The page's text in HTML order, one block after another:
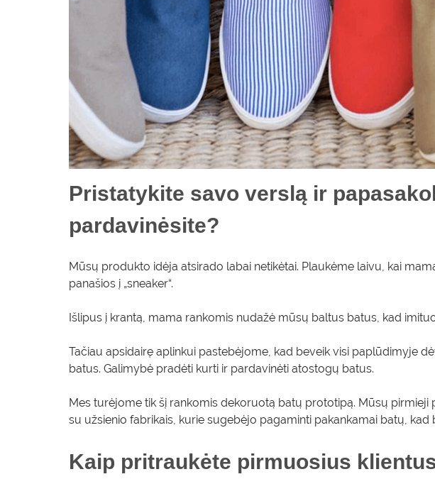
Pristatykite savo verslą ir
pardavinėsite?
Mūsų produkto idėja atsirado labai netikėtai. Plaukėme laivu, kai
panašios į „sneaker“.
Išlipus į krantą, mama rankomis nudažė mūsų baltus batus, kad
Tačiau apsidairę aplinkui pastebėjome, kad beveik visi paplūdimyje
batus. Galimybė pradėti kurti ir pardavinėti atostogų batus.
Mes turėjome tik šį rankomis dekoruotą batų prototipą. Mūsų
su užsienio fabrikais, kurie sugebėjo pagaminti pakankamai batų,
Kaip pritraukėte pirmuosius